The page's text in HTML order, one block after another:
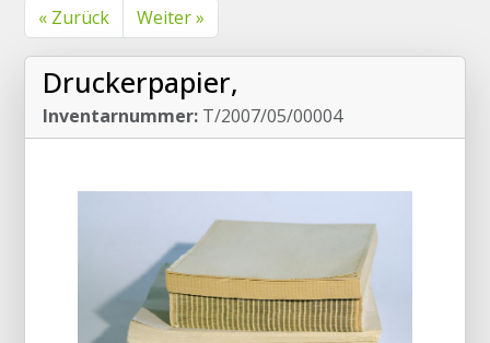
« Zurück Weiter »
Druckerpapier,
Inventarnummer: T/2007/05/00004